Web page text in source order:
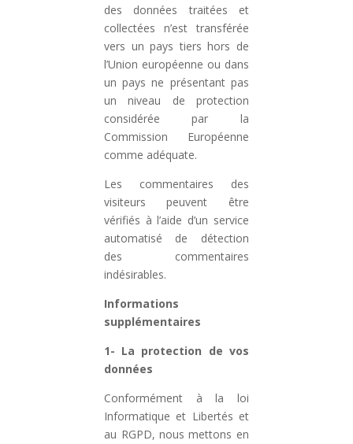
des données traitées et
collectées n’est transférée
vers un pays tiers hors de
l’Union européenne ou dans
un pays ne présentant pas
un niveau de protection
considérée par la
Commission Européenne
comme adéquate.
Les commentaires des
visiteurs peuvent être
vérifiés à l’aide d’un service
automatisé de détection
des commentaires
indésirables.
Informations
supplémentaires
1- La protection de vos
données
Conformément à la loi
Informatique et Libertés et
au RGPD, nous mettons en